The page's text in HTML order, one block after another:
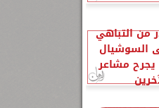
من التباهي
السوشيال
يجرح مشاعر